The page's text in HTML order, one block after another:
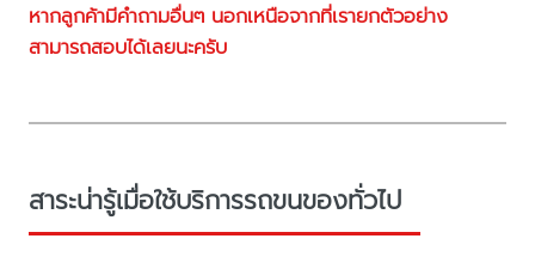
หากลูกค้ามีคำถามอื่นๆ นอกเหนือจากที่เรายกตัวอย่าง
สามารถสอบได้เลยนะครับ
สาระน่ารู้เมื่อใช้บริการรถขนของทั่วไป